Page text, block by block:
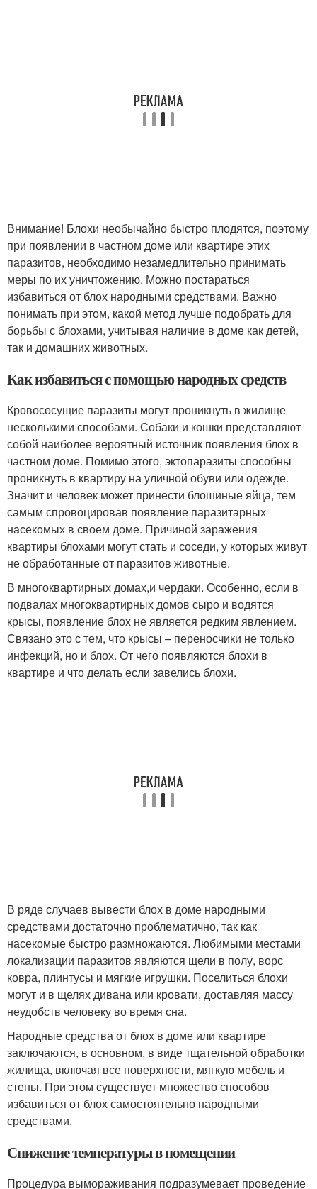
Внимание! Блохи необычайно быстро плодятся, поэтому
при появлении в частном доме или квартире этих
паразитов, необходимо незамедлительно принимать
меры по их уничтожению. Можно постараться
избавиться от блох народными средствами. Важно
понимать при этом, какой метод лучше подобрать для
борьбы с блохами, учитывая наличие в доме как детей,
так и домашних животных.
Как избавиться с помощью народных средств
Кровососущие паразиты могут проникнуть в жилище
несколькими способами. Собаки и кошки представляют
собой наиболее вероятный источник появления блох в
частном доме. Помимо этого, эктопаразиты способны
проникнуть в квартиру на уличной обуви или одежде.
Значит и человек может принести блошиные яйца, тем
самым спровоцировав появление паразитарных
насекомых в своем доме. Причиной заражения
квартиры блохами могут стать и соседи, у которых живут
не обработанные от паразитов животные.
В многоквартирных домах,и чердаки. Особенно, если в
подвалах многоквартирных домов сыро и водятся
крысы, появление блох не является редким явлением.
Связано это с тем, что крысы – переносчики не только
инфекций, но и блох. От чего появляются блохи в
квартире и что делать если завелись блохи.
В ряде случаев вывести блох в доме народными
средствами достаточно проблематично, так как
насекомые быстро размножаются. Любимыми местами
локализации паразитов являются щели в полу, ворс
ковра, плинтусы и мягкие игрушки. Поселиться блохи
могут и в щелях дивана или кровати, доставляя массу
неудобств человеку во время сна.
Народные средства от блох в доме или квартире
заключаются, в основном, в виде тщательной обработки
жилища, включая все поверхности, мягкую мебель и
стены. При этом существует множество способов
избавиться от блох самостоятельно народными
средствами.
Снижение температуры в помещении
Процедура вымораживания подразумевает проведение